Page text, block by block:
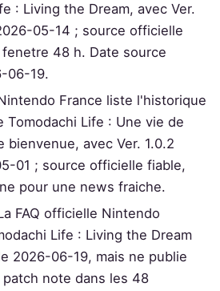
: Living the Dream, avec Ver.
05-14 ; source officielle
48 h. Date source
06-19.
France liste l'historique
Tomodachi Life : Une vie de
bienvenue, avec Ver. 1.0.2
01 ; source officielle fiable,
pour une news fraiche.
FAQ officielle Nintendo
Life : Living the Dream
2026-06-19, mais ne publie
note dans les 48